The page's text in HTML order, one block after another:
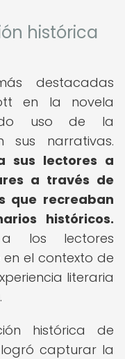
histórica
destacadas
en la novela
uso de la
sus narrativas.
sus lectores a
a través de
que recreaban
históricos.
los lectores
el contexto de
literaria
histórica de
capturar la